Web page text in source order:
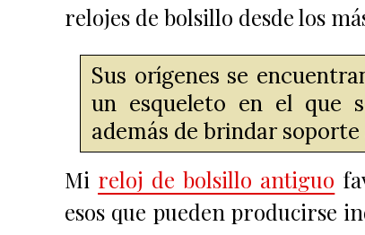
relojes de bolsillo desde los
Sus orígenes se
un esqueleto en el que
además de brindar
Mi reloj de bolsillo antiguo
esos que pueden producirse